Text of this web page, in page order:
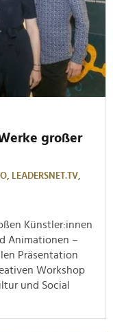
großer
LEADERSNET.TV,
Künstler:innen
Animationen –
Präsentation
Workshop
und Social